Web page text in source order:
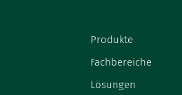
Produkte
Fachbereiche
Lösungen